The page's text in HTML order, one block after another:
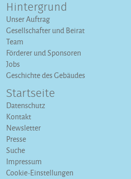
Hintergrund
Unser Auftrag
Gesellschafter und Beirat
Team
Förderer und Sponsoren
Jobs
Geschichte des Gebäudes
Startseite
Datenschutz
Kontakt
Newsletter
Presse
Suche
Impressum
Cookie-Einstellungen